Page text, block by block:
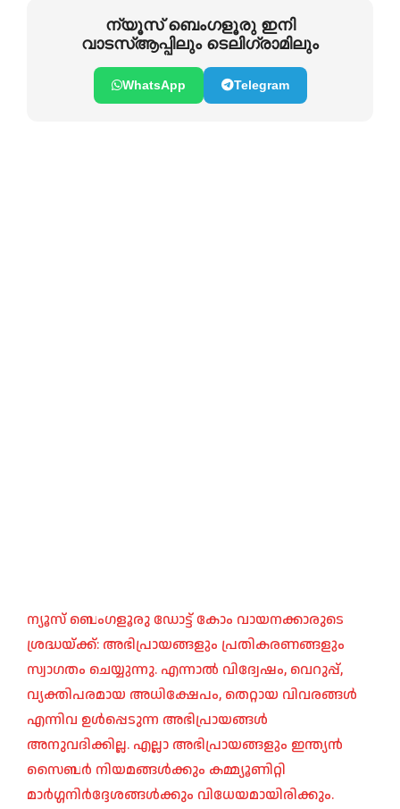
ന്യൂസ് ബെംഗളൂരു ഇനി
വാടസ്ആപ്പിലും ടെലിഗ്രാമിലും
WhatsApp Telegram
ന്യൂസ് ബെംഗളൂരു ഡോട്ട് കോം വായനക്കാരുടെ
ശ്രദ്ധയ്ക്ക്: അഭിപ്രായങ്ങളും പ്രതികരണങ്ങളും
സ്വാഗതം ചെയ്യുന്നു. എന്നാൽ വിദ്വേഷം, വെറുപ്പ്,
വ്യക്തിപരമായ അധിക്ഷേപം, തെറ്റായ വിവരങ്ങൾ
എന്നിവ ഉൾപ്പെടുന്ന അഭിപ്രായങ്ങൾ
അനുവദിക്കില്ല. എല്ലാ അഭിപ്രായങ്ങളും ഇന്ത്യൻ
സൈബർ നിയമങ്ങൾക്കും കമ്മ്യൂണിറ്റി
മാർഗ്ഗനിർദ്ദേശങ്ങൾക്കും വിധേയമായിരിക്കും.